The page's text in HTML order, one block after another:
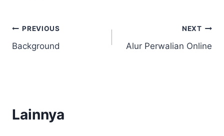
Post
navigation
PREVIOUS
Background
NEXT
Alur Perwalian Online
Lainnya